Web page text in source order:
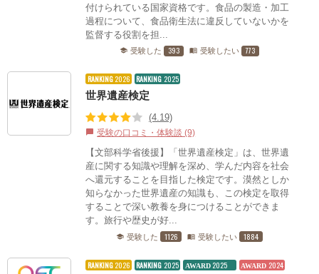
付けられている国家資格です。食品の製造・加工
過程について、食品衛生法に違反していないかを
監督する役割を担...
school 受験した 393 menu_book 受験したい 773
RANKING2026 RANKING 2025
世界遺産検定
(4.19)
chat_bubble 受験の口コミ・体験談 (9)
【文部科学省後援】「世界遺産検定」は、世界遺
産に関する知識や理解を深め、学んだ内容を社会
へ還元することを目指した検定です。漠然としか
知らなかった世界遺産の知識も、この検定を取得
することで深い教養を身につけることができま
す。旅行や歴史が好...
school 受験した 1126 menu_book 受験したい 1884
RANKING 2026 RANKING 2025 AWARD 2025 AWARD 2024